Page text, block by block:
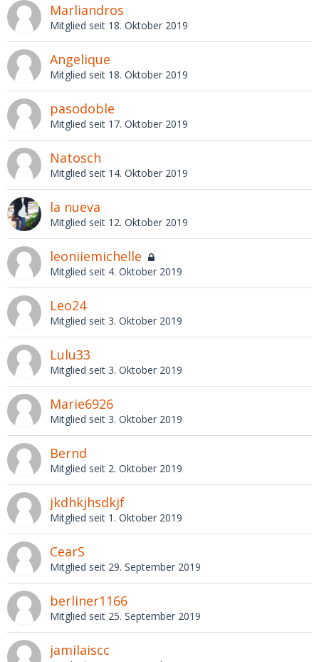
Marliandros
Mitglied seit 18. Oktober 2019
Angelique
Mitglied seit 18. Oktober 2019
pasodoble
Mitglied seit 17. Oktober 2019
Natosch
Mitglied seit 14. Oktober 2019
la nueva
Mitglied seit 12. Oktober 2019
leoniiemichelle
Mitglied seit 4. Oktober 2019
Leo24
Mitglied seit 3. Oktober 2019
Lulu33
Mitglied seit 3. Oktober 2019
Marie6926
Mitglied seit 3. Oktober 2019
Bernd
Mitglied seit 2. Oktober 2019
jkdhkjhsdkjf
Mitglied seit 1. Oktober 2019
CearS
Mitglied seit 29. September 2019
berliner1166
Mitglied seit 25. September 2019
jamilaiscc